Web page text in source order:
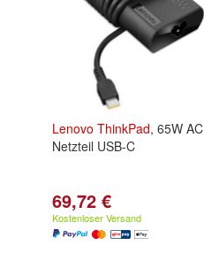
Lenovo ThinkPad, 65W AC
Netzteil USB-C
69,72 €
Kostenloser Versand